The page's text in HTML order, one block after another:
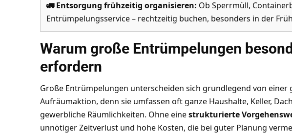
🚛 Entsorgung frühzeitig organisieren: Ob Sperrmüll,
Entrümpelungsservice – rechtzeitig buchen, besonders in der
Warum große Entrümpelungen
erfordern
Große Entrümpelungen unterscheiden sich grundlegend von einer
Aufräumaktion, denn sie umfassen oft ganze Haushalte, Keller,
gewerbliche Räumlichkeiten. Ohne einestrukturierte
unnötiger Zeitverlust und hohe Kosten, die bei guter Planung